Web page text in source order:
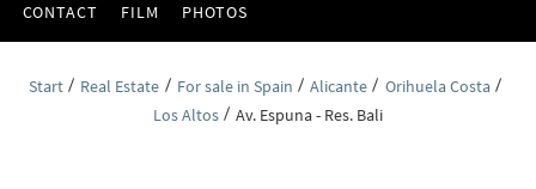
CONTACT FILM PHOTOS
Start Real Estate For sale in Spain Alicante
Orihuela Costa
Los Altos
Av. Espuna - Res. Bali